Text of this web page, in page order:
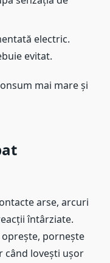
electric.
evitat.
mai mare și
arse, arcuri
întârziate.
pornește
când lovești ușor